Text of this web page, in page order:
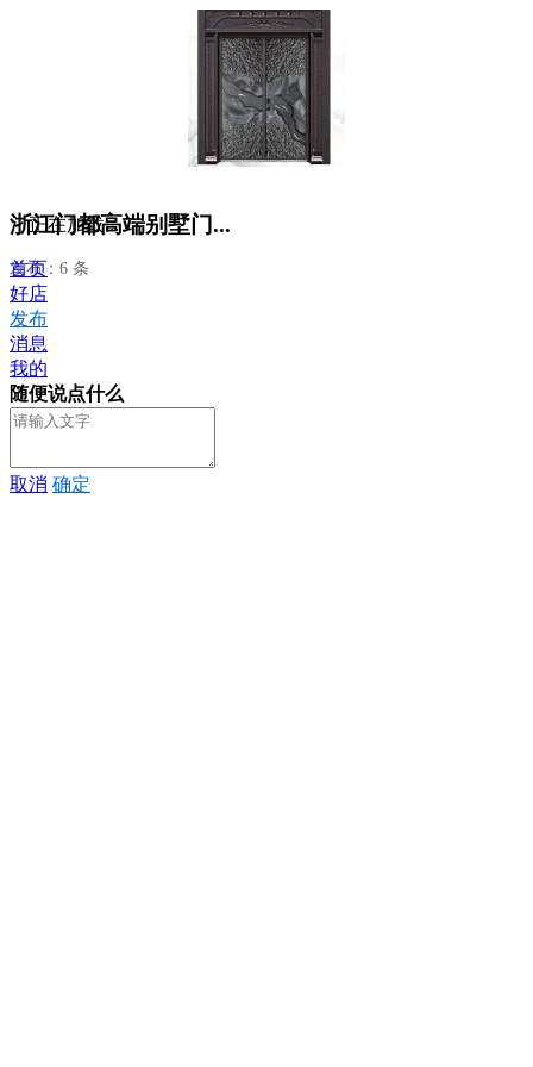
浙江门都高端别墅门...
发布：6 条
正在加载...
首页
好店
发布
消息
我的
随便说点什么
取消 确定